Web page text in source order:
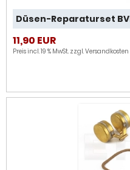
Düsen-Reparaturset
11,90 EUR
Preis incl. 19 % MwSt. zzgl.Versandkosten